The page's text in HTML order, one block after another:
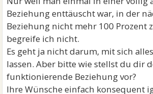
Beziehung enttäuscht war, in der
Beziehung nicht mehr 100 Prozent
begreife ich nicht.
Es geht ja nicht darum, mit sich
lassen. Aber bitte wie stellst du dir
funktionierende Beziehung vor?
Ihre Wünsche einfach konsequent